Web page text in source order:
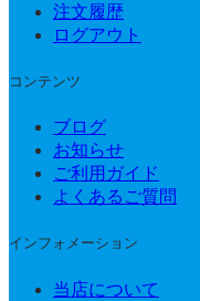
注文履歴
ログアウト
コンテンツ
ブログ
お知らせ
ご利用ガイド
よくあるご質問
インフォメーション
当店について